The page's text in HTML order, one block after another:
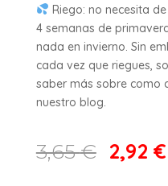
Riego: no necesita
4 semanas de
nada en invierno. Sin
cada vez que riegues,
saber más sobre como
nuestro blog.
3,65€ 2,92 €